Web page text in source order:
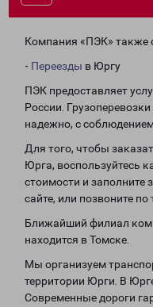
Компания «ПЭК» также
- Переезды в Юргу
ПЭК предоставляет
России.
надежно, с
Для того, чтобы
Юрга, воспользуйтесь
стоимости и заполните
сайте, или позвоните по
Ближайший филиал
находится в Томске.
Мы организуем
территории Юрги. В
Современные дороги